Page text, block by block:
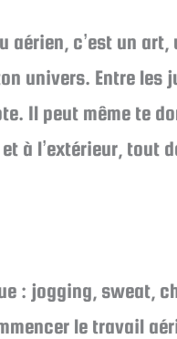
c’est un art,
univers. Entre les
Il peut même te
à l’extérieur, tout
: jogging, sweat,
le travail